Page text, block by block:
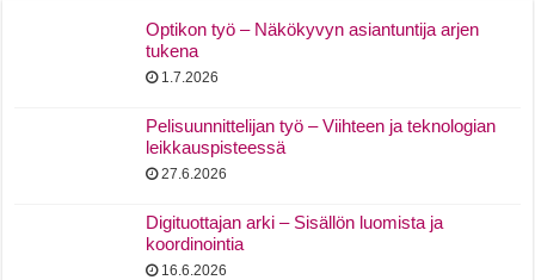
Optikon työ – Näkökyvyn asiantuntija arjen
tukena
1.7.2026
Pelisuunnittelijan työ – Viihteen ja teknologian
leikkauspisteessä
27.6.2026
Digituottajan arki – Sisällön luomista ja
koordinointia
16.6.2026